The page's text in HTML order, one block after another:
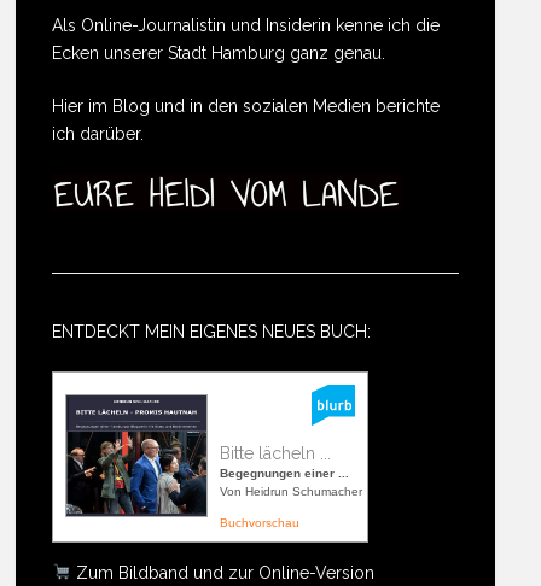
Als Online-Journalistin und Insiderin kenne ich die
Ecken unserer Stadt Hamburg ganz genau.
Hier im Blog und in den sozialen Medien berichte
ich darüber.
ENTDECKT MEIN EIGENES NEUES BUCH:
Bitte lächeln ...
Begegnungen einer ...
Von Heidrun Schumacher
Buchvorschau
Zum Bildband und zur Online-Version